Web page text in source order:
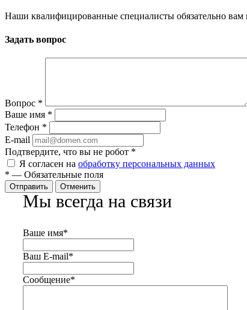
Наши квалифицированные специалисты обязательно вам
Задать вопрос
Вопрос *
Ваше имя *
Телефон *
E-mail
Подтвердите, что вы не робот *
Я согласен на обработку персональных данных
* — Обязательные поля
Отправить Отменить
Мы всегда на связи
Ваше имя*
Ваш E-mail*
Сообщение*